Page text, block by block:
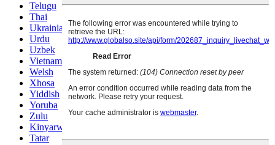
Telugu
Thai
Ukrainian
Urdu
Uzbek
Vietnamese
Welsh
Xhosa
Yiddish
Yoruba
Zulu
Kinyarwanda
Tatar